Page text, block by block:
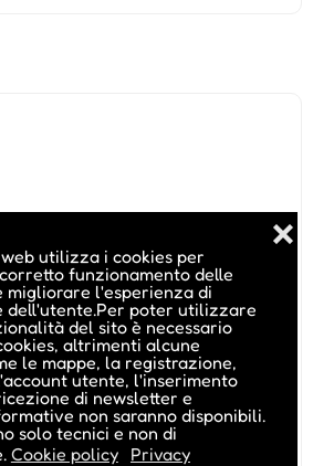
utilizza i cookies per
funzionamento delle
migliorare l'esperienza di
dell'utente.Per poter utilizzare
del sito è necessario
altrimenti alcune
le mappe, la registrazione,
utente, l'inserimento
di newsletter e
non saranno disponibili.
solo tecnici e non di
Cookie policy Privacy
❌